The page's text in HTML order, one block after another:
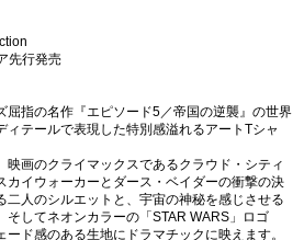
先行発売
屈指の名作『エピソード5／帝国の逆襲』の世界
ィテールで表現した特別感溢れるアートTシャ
映画のクライマックスであるクラウド・シティ
カイウォーカーとダース・ベイダーの衝撃の決
二人のシルエットと、宇宙の神秘を感じさせる
そしてネオンカラーの「STAR WARS」ロゴ
ド感のある生地にドラマチックに映えます。